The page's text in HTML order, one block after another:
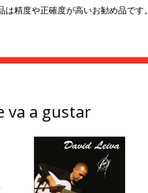
精度や正確度が高いお勧め品です。
va a gustar